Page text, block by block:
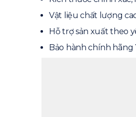
Vật liệu chất lượng
Hỗ trợ sản xuất theo
Bảo hành chính hãng